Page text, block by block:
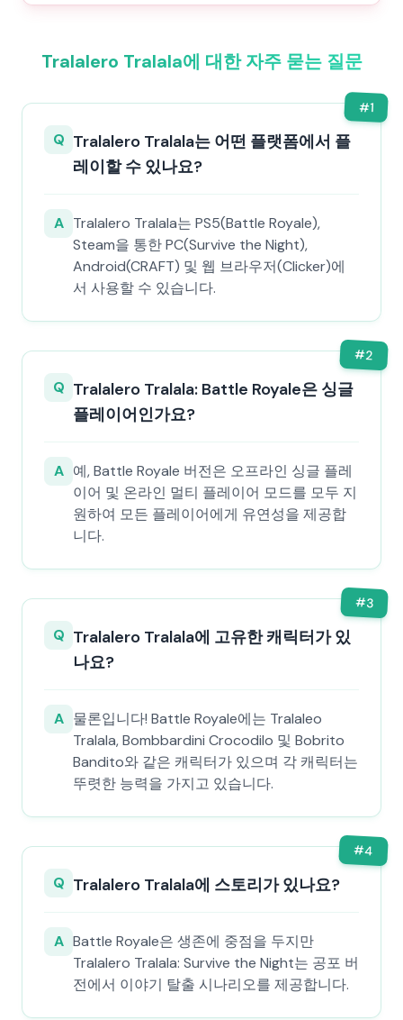
Tralalero Tralala에 대한 자주 묻는 질문
#1
Q Tralalero Tralala는 어떤 플랫폼에서 플
레이할 수 있나요?
A Tralalero Tralala는 PS5(Battle Royale),
Steam을 통한 PC(Survive the Night),
Android(CRAFT) 및 웹 브라우저(Clicker)에
서 사용할 수 있습니다.
#2
Q Tralalero Tralala: Battle Royale은 싱글
플레이어인가요?
A 예, Battle Royale 버전은 오프라인 싱글 플레
이어 및 온라인 멀티 플레이어 모드를 모두 지
원하여 모든 플레이어에게 유연성을 제공합
니다.
#3
Q Tralalero Tralala에 고유한 캐릭터가 있
나요?
A 물론입니다! Battle Royale에는 Tralaleo
Tralala, Bombbardini Crocodilo 및 Bobrito
Bandito와 같은 캐릭터가 있으며 각 캐릭터는
뚜렷한 능력을 가지고 있습니다.
#4
Q Tralalero Tralala에 스토리가 있나요?
A Battle Royale은 생존에 중점을 두지만
Tralalero Tralala: Survive the Night는 공포 버
전에서 이야기 탈출 시나리오를 제공합니다.